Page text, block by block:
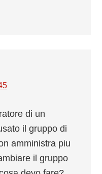
di un
il gruppo di
amministra piu
il gruppo